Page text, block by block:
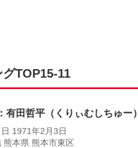
TOP15-11
有田哲平（くりぃむしちゅー）
1971年2月3日
熊本県 熊本市東区